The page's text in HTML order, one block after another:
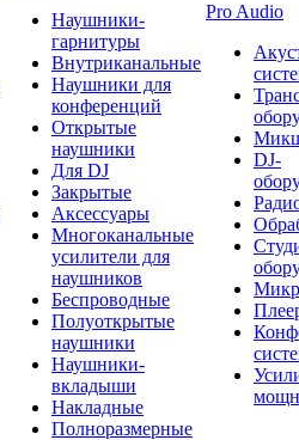
Наушники-
гарнитуры
Внутриканальные
Наушники для
конференций
Открытые
наушники
Для DJ
Закрытые
Аксессуары
Многоканальные
усилители для
наушников
Беспроводные
Полуоткрытые
наушники
Наушники-
вкладыши
Накладные
Полноразмерные
Pro Audio
DJ-